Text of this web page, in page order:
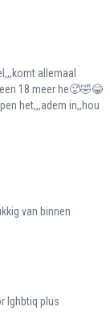
allemaal
18 meer he🥵🤣😂
het,,,adem in,,hou
van binnen
lghbtiq plus